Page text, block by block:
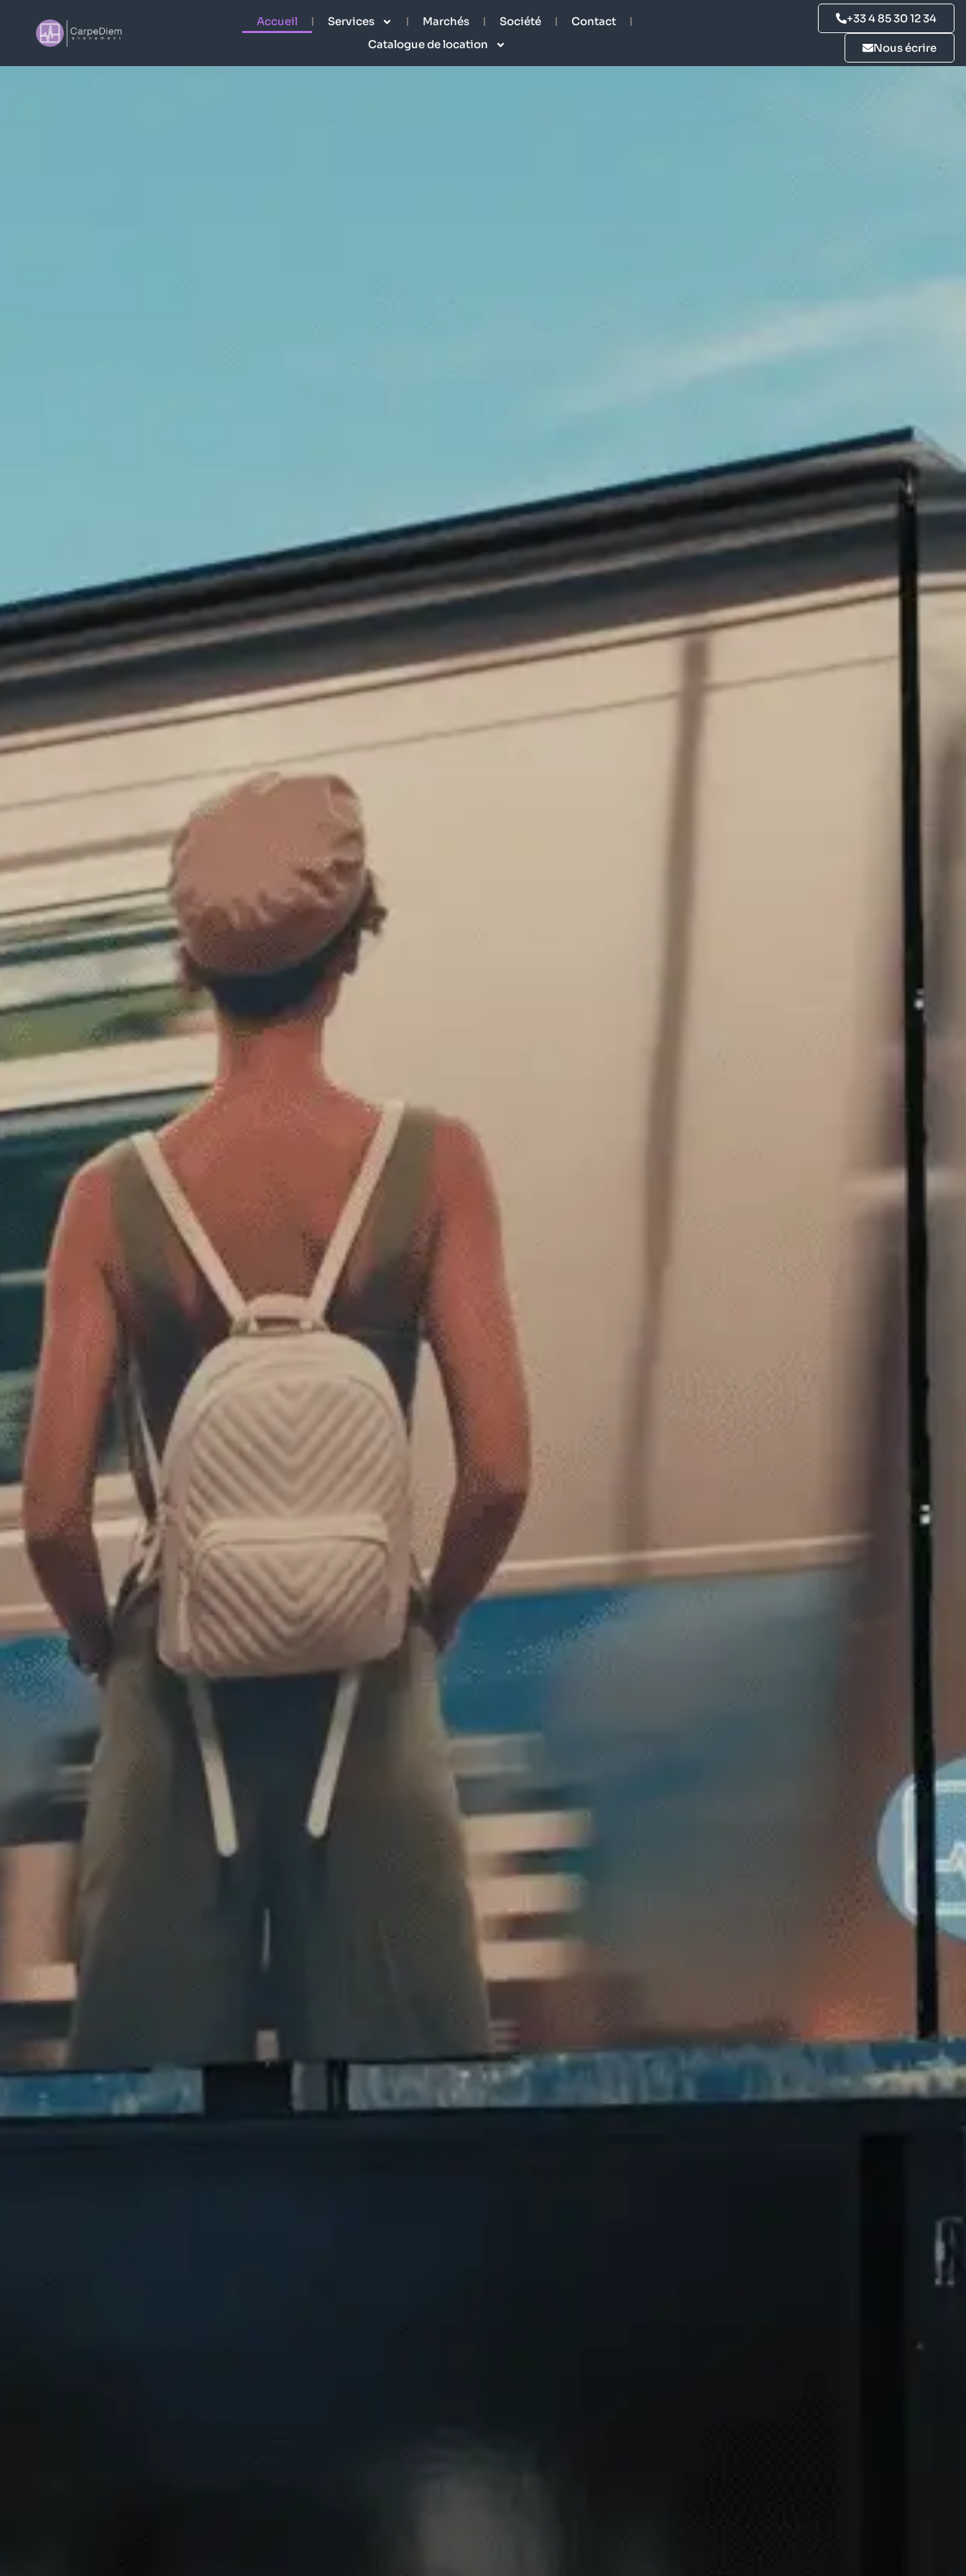
Accueil Services Marchés Société
Contact
Catalogue de location
+33 4 85 30 12 34
Nous écrire